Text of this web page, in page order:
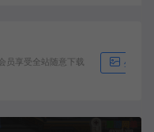
员享受全站随意下载 生成海